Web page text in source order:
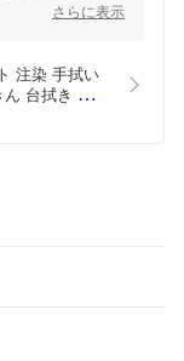
て感謝いたしま
ります。
さらに表示
注染 手拭い
台拭き イン